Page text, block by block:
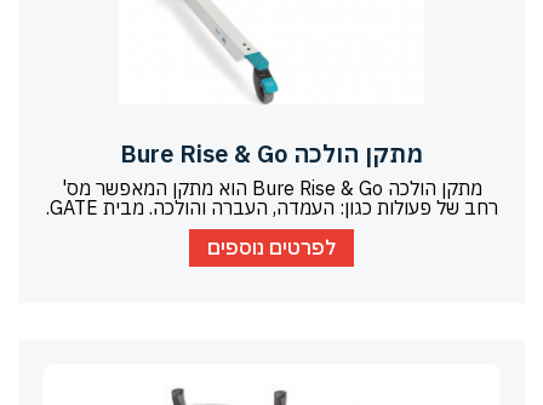
מתקן הולכה Bure Rise & Go
מתקן הולכה Bure Rise & Go הוא מתקן המאפשר מס'
רחב של פעולות כגון: העמדה, העברה והולכה. מבית GATE.
לפרטים נוספים